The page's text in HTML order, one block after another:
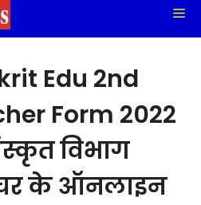
Edu 2nd
Form 2022
विभाग
के ऑनलाइन